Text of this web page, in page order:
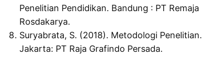
Penelitian Pendidikan. Bandung : PT Remaja
Rosdakarya.
Suryabrata, S. (2018). Metodologi Penelitian.
Jakarta: PT Raja Grafindo Persada.